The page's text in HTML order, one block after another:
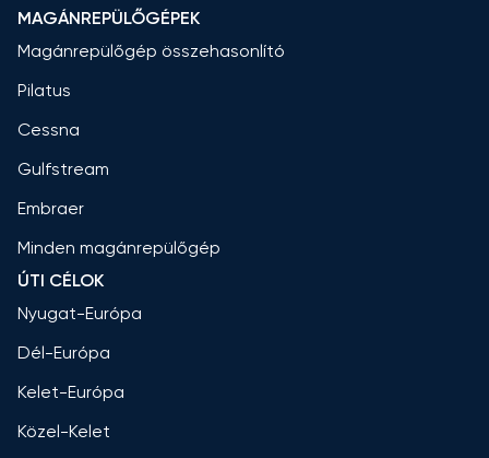
MAGÁNREPÜLŐGÉPEK
Magánrepülőgép összehasonlító
Pilatus
Cessna
Gulfstream
Embraer
Minden magánrepülőgép
ÚTI CÉLOK
Nyugat-Európa
Dél-Európa
Kelet-Európa
Közel-Kelet